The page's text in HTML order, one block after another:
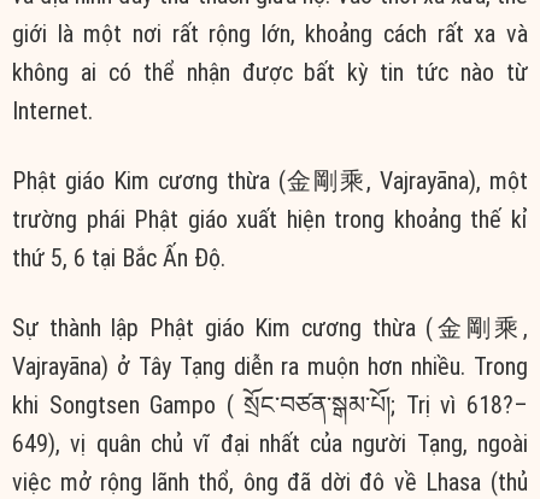
giới là một nơi rất rộng lớn, khoảng cách rất xa và
không ai có thể nhận được bất kỳ tin tức nào từ
Internet.
Phật giáo Kim cương thừa (金剛乘, Vajrayāna), một
trường phái Phật giáo xuất hiện trong khoảng thế kỉ
thứ 5, 6 tại Bắc Ấn Độ.
Sự thành lập Phật giáo Kim cương thừa (金剛乘,
Vajrayāna) ở Tây Tạng diễn ra muộn hơn nhiều. Trong
khi Songtsen Gampo ( སྲོང་བཙན་སྒམ་པོ།; Trị vì 618?–
649), vị quân chủ vĩ đại nhất của người Tạng, ngoài
việc mở rộng lãnh thổ, ông đã dời đô về Lhasa (thủ